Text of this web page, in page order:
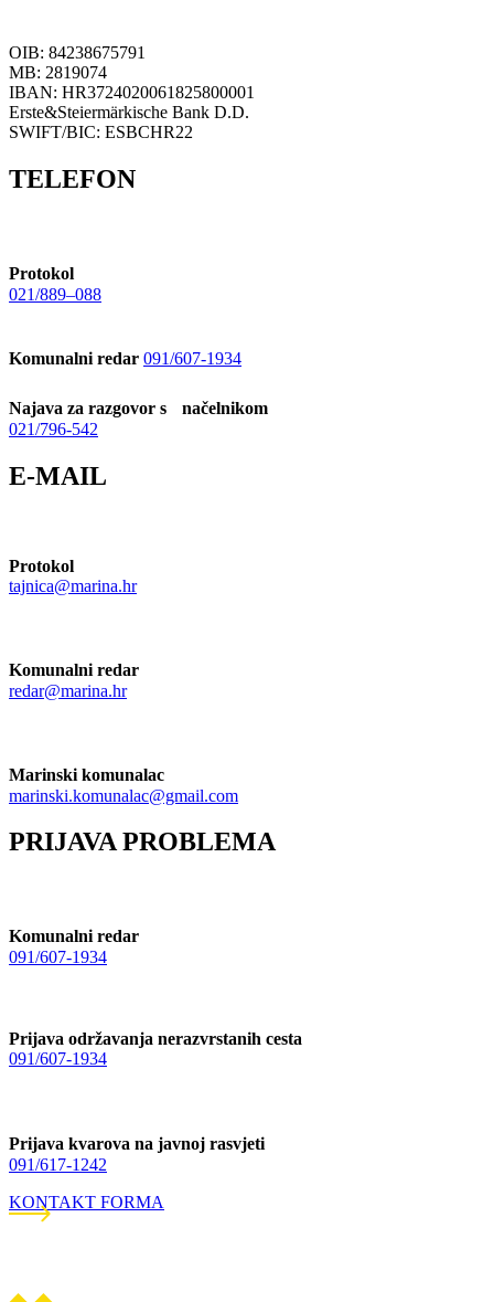
OIB: 84238675791
MB: 2819074
IBAN: HR3724020061825800001
Erste&Steiermärkische Bank D.D.
SWIFT/BIC: ESBCHR22
TELEFON
Protokol
021/889–088
Komunalni redar 091/607-1934
Najava za razgovor s načelnikom
021/796-542
E-MAIL
Protokol
tajnica@marina.hr
Komunalni redar
redar@marina.hr
Marinski komunalac
marinski.komunalac@gmail.com
PRIJAVA PROBLEMA
Komunalni redar
091/607-1934
Prijava održavanja nerazvrstanih cesta
091/607-1934
Prijava kvarova na javnoj rasvjeti
091/617-1242
KONTAKT FORMA